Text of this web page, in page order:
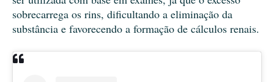
sobrecarrega os rins, dificultando a eliminação da
substância e favorecendo a formação de cálculos renais.